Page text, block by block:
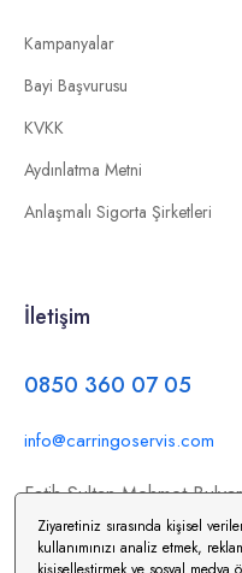
Ziyaretiniz sırasında kişisel
kullanımınızı analiz etmek,
Kampanyalar
Bayi Başvurusu
KVKK
Aydınlatma Metni
Anlaşmalı Sigorta Şirketleri
İletişim
0850 360 07 05
info@carringoservis.com
Fatih Sultan Mehmet
354/C11, İstanbul Yolu,